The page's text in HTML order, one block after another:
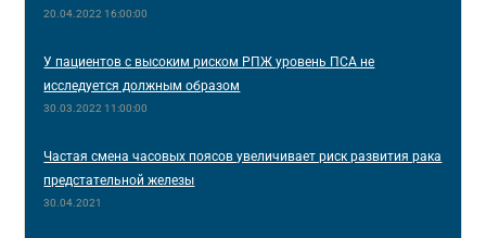
20.04.2022 16:00:00
У пациентов с высоким риском РПЖ уровень ПСА не
исследуется должным образом
30.03.2022 11:00:00
Частая смена часовых поясов увеличивает риск развития рака
предстательной железы
30.04.2021